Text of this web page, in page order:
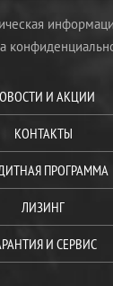
И АКЦИИ
КОНТАКТЫ
ПРОГРАММА
ЛИЗИНГ
И СЕРВИС